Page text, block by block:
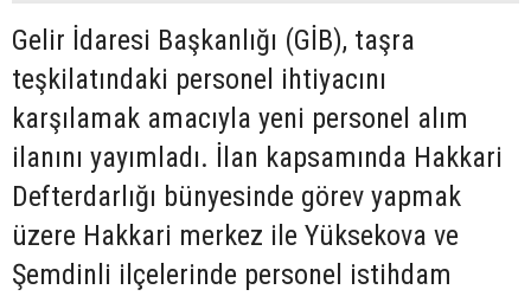
Gelir İdaresi Başkanlığı (GİB), taşra
teşkilatındaki personel ihtiyacını
karşılamak amacıyla yeni personel alım
ilanını yayımladı. İlan kapsamında Hakkari
Defterdarlığı bünyesinde görev yapmak
üzere Hakkari merkez ile Yüksekova ve
Şemdinli ilçelerinde personel istihdam